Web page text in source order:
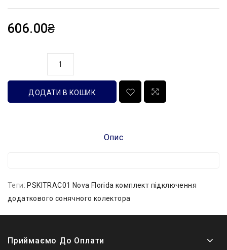
606.00₴
ДОДАТИ В КОШИК
Опис
Теги: PSKITRAC01 Nova Florida комплект підключення
додаткового сонячного колектора
Приймаємо До Оплати